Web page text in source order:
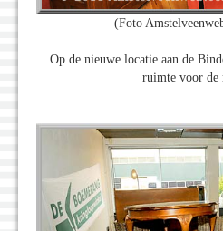
(Foto
Op de nieuwe locatie aan de
ruimte voor de